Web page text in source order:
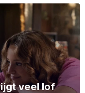
veel lof